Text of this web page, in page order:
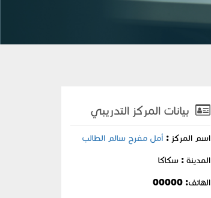
بيانات المركز التدريبي
اسم المركز : أمل مفرح سالم الطالب
المدينة : سكاكا
الهاتف: 00000